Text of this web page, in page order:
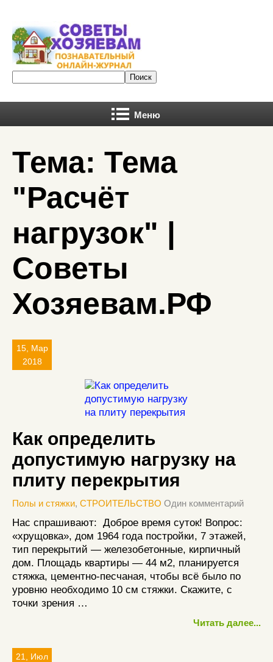
Меню
Тема: Тема
"Расчёт
нагрузок" |
Советы
Хозяевам.РФ
15, Мар
2018
Как определить
допустимую нагрузку на
плиту перекрытия
Полы и стяжки, СТРОИТЕЛЬСТВО Один комментарий
Нас спрашивают: Доброе время суток! Вопрос:
«хрущовка», дом 1964 года постройки, 7 этажей,
тип перекрытий — железобетонные, кирпичный
дом. Площадь квартиры — 44 м2, планируется
стяжка, цементно-песчаная, чтобы всё было по
уровню необходимо 10 см стяжки. Скажите, с
точки зрения …
Читать далее...
21, Июл